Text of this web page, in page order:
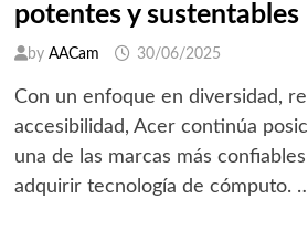
potentes y sustentables
by AACam 30/06/2025
Con un enfoque en diversidad,
accesibilidad, Acer continúa
una de las marcas más
adquirir tecnología de cómputo.